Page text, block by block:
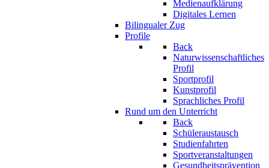
Medienaufklärung
Digitales Lernen
Bilingualer Zug
Profile
Back
Naturwissenschaftliches
Profil
Sportprofil
Kunstprofil
Sprachliches Profil
Rund um den Unterricht
Back
Schüleraustausch
Studienfahrten
Sportveranstaltungen
Gesundheitsprävention